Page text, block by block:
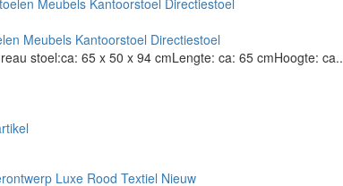
Meubels Kantoorstoel Directiestoel
stoel:ca: 65 x 50 x 94 cmLengte: ca: 65 cmHoogte: ca..